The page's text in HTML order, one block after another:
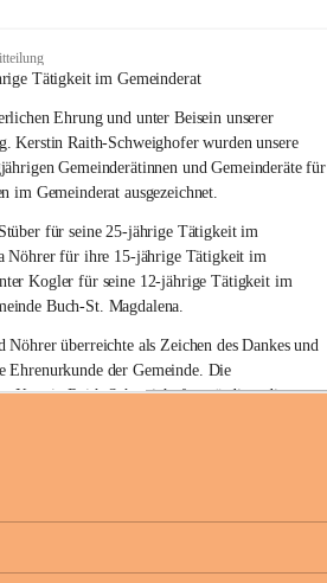
Tätigkeit im Gemeinderat
Ehrung und unter Beisein unserer
Kerstin Raith-Schweighofer wurden unsere
Gemeinderätinnen und Gemeinderäte für
im Gemeinderat ausgezeichnet.
für seine 25-jährige Tätigkeit im
Nöhrer für ihre 15-jährige Tätigkeit im
Kogler für seine 12-jährige Tätigkeit im
Buch-St. Magdalena.
Nöhrer überreichte als Zeichen des Dankes und
Ehrenurkunde der Gemeinde. Die
Kerstin Raith-Schweighofer würdigte die
+6